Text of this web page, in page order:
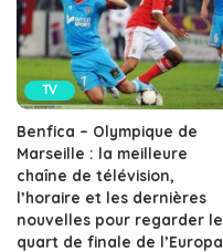
TV
Benfica – Olympique de
Marseille : la meilleure
chaîne de télévision,
l’horaire et les dernières
nouvelles pour regarder le
quart de finale de l’Europa